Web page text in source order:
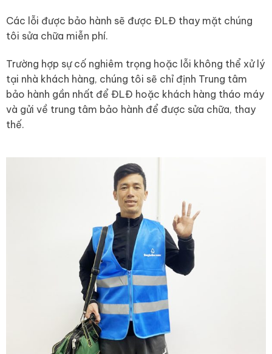
Các lỗi được bảo hành sẽ được ĐLĐ thay mặt chúng
tôi sửa chữa miễn phí.
Trường hợp sự cố nghiêm trọng hoặc lỗi không thể xử lý
tại nhà khách hàng, chúng tôi sẽ chỉ định Trung tâm
bảo hành gần nhất để ĐLĐ hoặc khách hàng tháo máy
và gửi về trung tâm bảo hành để được sửa chữa, thay
thế.